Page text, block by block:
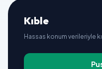
Kıble
Hassas konum verileriyle